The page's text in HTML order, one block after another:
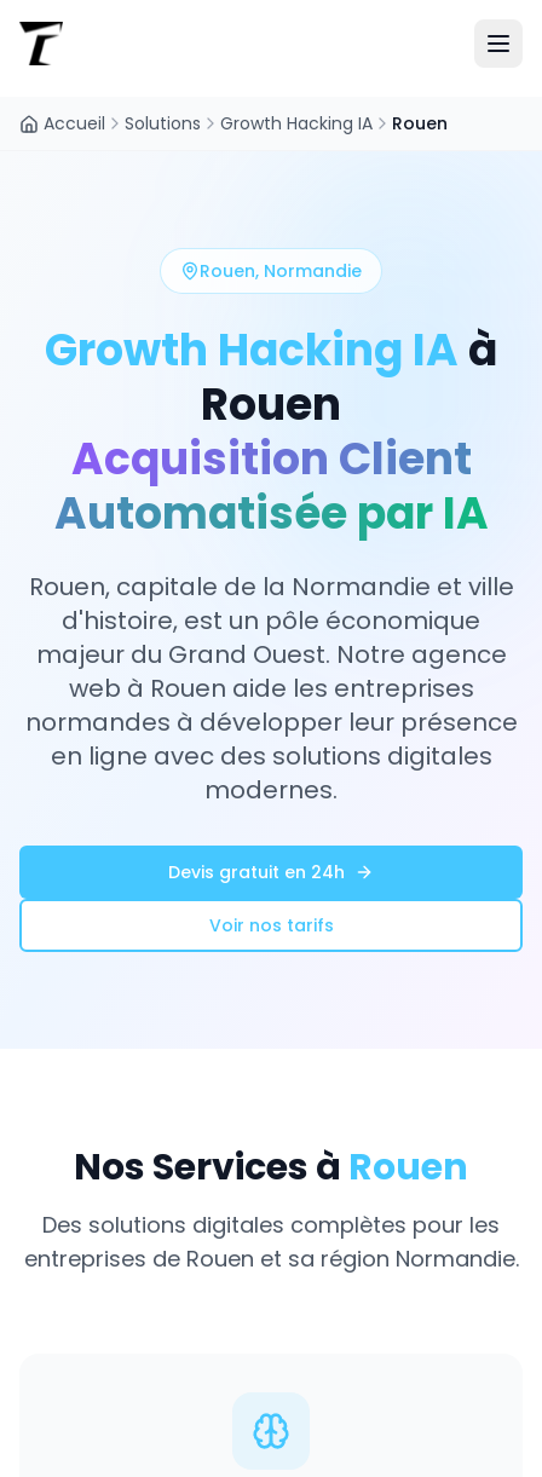
Accueil Solutions Growth Hacking IA Rouen
Rouen, Normandie
Growth Hacking IAà
Rouen
Acquisition Client
Automatisée par IA
Rouen, capitale de la Normandie et ville
d'histoire, est un pôle économique
majeur du Grand Ouest. Notre agence
web à Rouen aide les entreprises
normandes à développer leur présence
en ligne avec des solutions digitales
modernes.
Devis gratuit en 24h
Voir nos tarifs
Nos Services à Rouen
Des solutions digitales complètes pour les
entreprises de Rouen et sa région Normandie.